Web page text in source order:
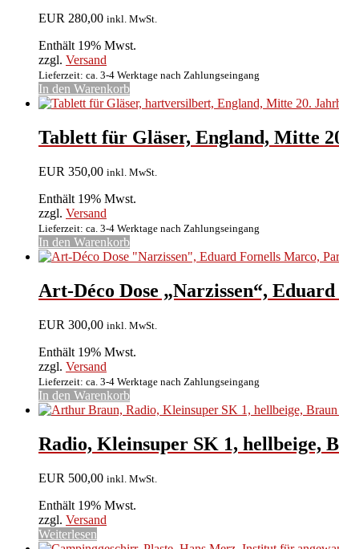
EUR 280,00 inkl. MwSt.
Enthält 19% Mwst.
zzgl. Versand
Lieferzeit: ca. 3-4 Werktage nach Zahlungseingang
In den Warenkorb
Tablett für Gläser, England, Mitte
EUR 350,00 inkl. MwSt.
Enthält 19% Mwst.
zzgl. Versand
Lieferzeit: ca. 3-4 Werktage nach Zahlungseingang
In den Warenkorb
Art-Déco Dose „Narzissen“,
EUR 300,00 inkl. MwSt.
Enthält 19% Mwst.
zzgl. Versand
Lieferzeit: ca. 3-4 Werktage nach Zahlungseingang
In den Warenkorb
Radio, Kleinsuper SK 1, hellbeige,
EUR 500,00 inkl. MwSt.
Enthält 19% Mwst.
zzgl. Versand
Weiterlesen